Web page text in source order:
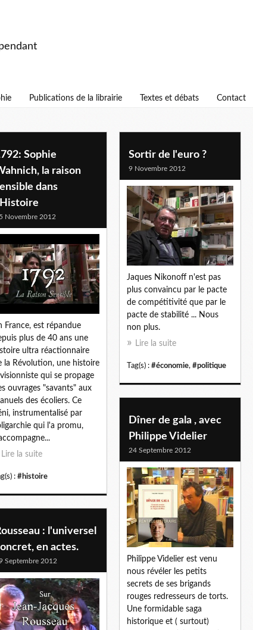
Publications de la librairie Textes et débats Contact
Sophie
la raison
dans
Novembre 2012
France, est répandue
plus de 40 ans une
ultra réactionnaire
la Révolution, une histoire
qui se propage
ouvrages "savants" aux
des écoliers. Ce
instrumentalisé par
qui l'a promu,
Lire la suite
: #histoire
Sortir de l'euro ?
9 Novembre 2012
Jaques Nikonoff n'est pas
plus convaincu par le pacte
de compétitivité que par le
pacte de stabilité ... Nous
non plus.
Lire la suite
Tag(s) : #économie, #politique
Dîner de gala , avec
Philippe Videlier
24 Septembre 2012
Philippe Videlier est venu
nous révéler les petits
secrets de ses brigands
rouges redresseurs de torts.
Une formidable saga
historique et ( surtout)
: l'universel
en actes.
Septembre 2012